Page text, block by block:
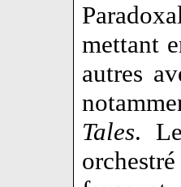
mettant
autres
Tales.